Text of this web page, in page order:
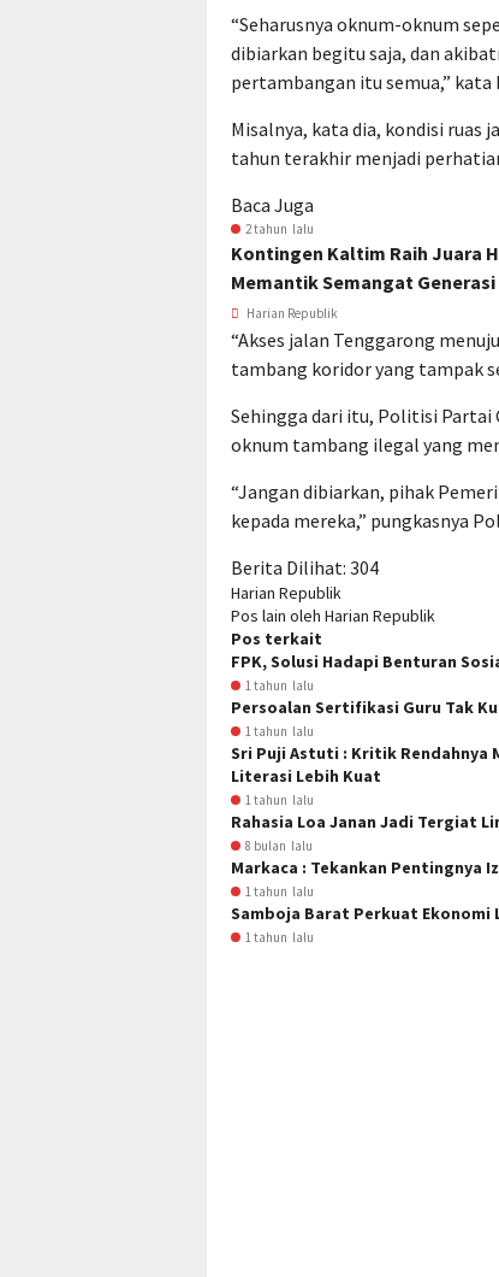
“Seharusnya oknum-oknum
dibiarkan begitu saja, dan
pertambangan itu semua,” kata
Misalnya, kata dia, kondisi ruas
tahun terakhir menjadi
Baca Juga
2 tahun lalu
Kontingen Kaltim Raih Juara
Memantik Semangat Generasi
Harian Republik
“Akses jalan Tenggarong
tambang koridor yang tampak
Sehingga dari itu, Politisi
oknum tambang ilegal yang
“Jangan dibiarkan, pihak
kepada mereka,” pungkasnya
Berita Dilihat: 304
Harian Republik
Pos lain oleh Harian Republik
Pos terkait
FPK, Solusi Hadapi Benturan
1 tahun lalu
Persoalan Sertifikasi Guru Tak
1 tahun lalu
Sri Puji Astuti : Kritik Rendahnya
Literasi Lebih Kuat
1 tahun lalu
Rahasia Loa Janan Jadi Tergiat
8 bulan lalu
Markaca : Tekankan Pentingnya
1 tahun lalu
Samboja Barat Perkuat Ekonomi
1 tahun lalu